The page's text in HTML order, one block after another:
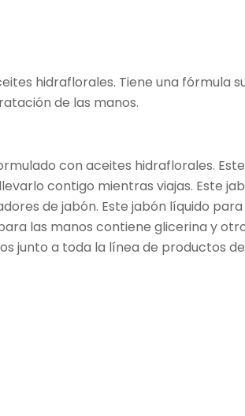
hidraflorales. Tiene una fórmula
de las manos.
con aceites hidraflorales.
contigo mientras viajas. Este
de jabón. Este jabón líquido
las manos contiene glicerina y
junto a toda la línea de productos